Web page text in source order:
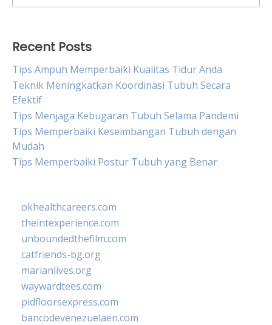
for:
Recent Posts
Tips Ampuh Memperbaiki Kualitas Tidur Anda
Teknik Meningkatkan Koordinasi Tubuh Secara
Efektif
Tips Menjaga Kebugaran Tubuh Selama Pandemi
Tips Memperbaiki Keseimbangan Tubuh dengan
Mudah
Tips Memperbaiki Postur Tubuh yang Benar
okhealthcareers.com
theintexperience.com
unboundedthefilm.com
catfriends-bg.org
marianlives.org
waywardtees.com
pidfloorsexpress.com
bancodevenezuelaen.com